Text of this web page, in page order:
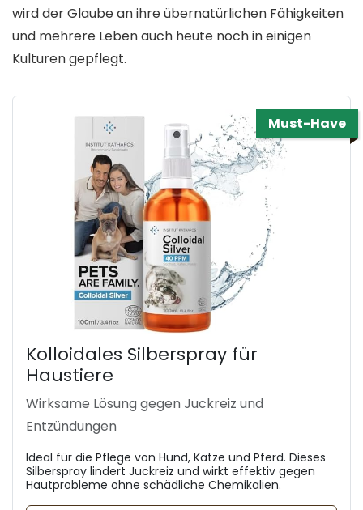
wird der Glaube an ihre übernatürlichen Fähigkeiten
und mehrere Leben auch heute noch in einigen
Kulturen gepflegt.
Must-Have
Kolloidales Silberspray für
Haustiere
Wirksame Lösung gegen Juckreiz und
Entzündungen
Ideal für die Pflege von Hund, Katze und Pferd. Dieses
Silberspray lindert Juckreiz und wirkt effektiv gegen
Hautprobleme ohne schädliche Chemikalien.